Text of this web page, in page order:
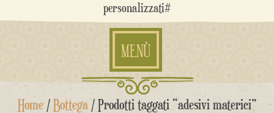
personalizzati#
MENÙ
Salta
Home/Bottega/ Prodotti taggati “adesivi materici”